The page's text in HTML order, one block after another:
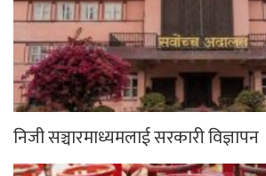
निजी सञ्चारमाध्यमलाई सरकारी विज्ञापन